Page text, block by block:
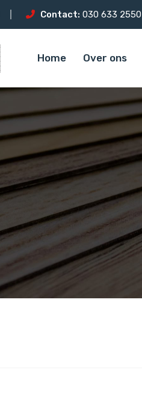
Contact: 030 633 2550
Home Over ons